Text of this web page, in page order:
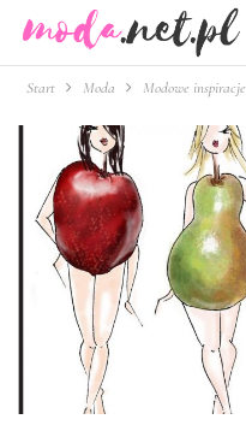
Start Moda Modowe inspiracje